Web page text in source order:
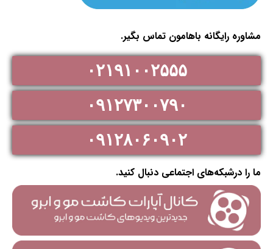
مشاوره رایگانه باهامون تماس بگیر.
۰۲۱۹۱۰۰۲۵۵۵
۰۹۱۲۷۳۰۰۷۹۰
۰۹۱۲۸۰۶۰۹۰۲
ما را درشبکه‌های اجتماعی دنبال کنید.